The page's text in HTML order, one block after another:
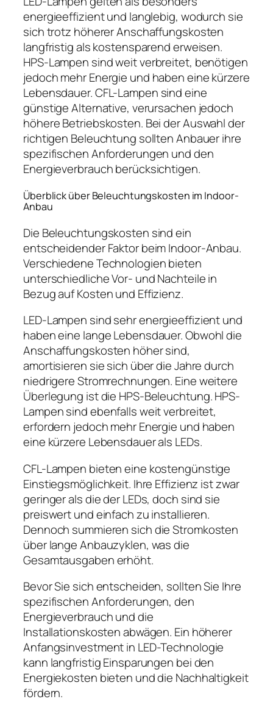
energieeffizient und langlebig, wodurch sie
sich trotz höherer Anschaffungskosten
langfristig als kostensparend erweisen.
HPS-Lampen sind weit verbreitet, benötigen
jedoch mehr Energie und haben eine kürzere
Lebensdauer. CFL-Lampen sind eine
günstige Alternative, verursachen jedoch
höhere Betriebskosten. Bei der Auswahl der
richtigen Beleuchtung sollten Anbauer ihre
spezifischen Anforderungen und den
Energieverbrauch berücksichtigen.
Überblick über Beleuchtungskosten im Indoor-
Anbau
Die Beleuchtungskosten sind ein
entscheidender Faktor beim Indoor-Anbau.
Verschiedene Technologien bieten
unterschiedliche Vor- und Nachteile in
Bezug auf Kosten und Effizienz.
LED-Lampen sind sehr energieeffizient und
haben eine lange Lebensdauer. Obwohl die
Anschaffungskosten höher sind,
amortisieren sie sich über die Jahre durch
niedrigere Stromrechnungen. Eine weitere
Überlegung ist die HPS-Beleuchtung. HPS-
Lampen sind ebenfalls weit verbreitet,
erfordern jedoch mehr Energie und haben
eine kürzere Lebensdauer als LEDs.
CFL-Lampen bieten eine kostengünstige
Einstiegsmöglichkeit. Ihre Effizienz ist zwar
geringer als die der LEDs, doch sind sie
preiswert und einfach zu installieren.
Dennoch summieren sich die Stromkosten
über lange Anbauzyklen, was die
Gesamtausgaben erhöht.
Bevor Sie sich entscheiden, sollten Sie Ihre
spezifischen Anforderungen, den
Energieverbrauch und die
Installationskosten abwägen. Ein höherer
Anfangsinvestment in LED-Technologie
kann langfristig Einsparungen bei den
Energiekosten bieten und die Nachhaltigkeit
fördern.